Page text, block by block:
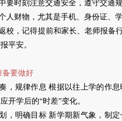
要时刻注意交通安全，遵守交通
人财物，尤其是手机、身份证、
校，记得提前和家长、老师报备
平安。
备要做好
，规律作息 根据以往上学的作
开学后的“时差”变化。
，明确目标 新学期新气象，制